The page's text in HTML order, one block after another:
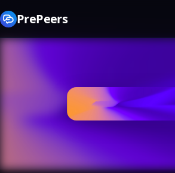
PrePeers